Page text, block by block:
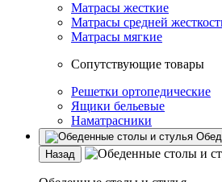
Матрасы жесткие
Матрасы средней
Матрасы мягкие
Сопутствующие товары
Решетки ортопедические
Ящики бельевые
Наматрасники
Назад